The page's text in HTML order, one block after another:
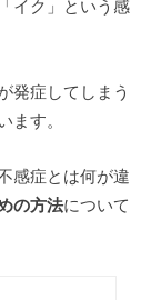
イク」という感
発症してしまう
ます。
感症とは何が違
の方法について